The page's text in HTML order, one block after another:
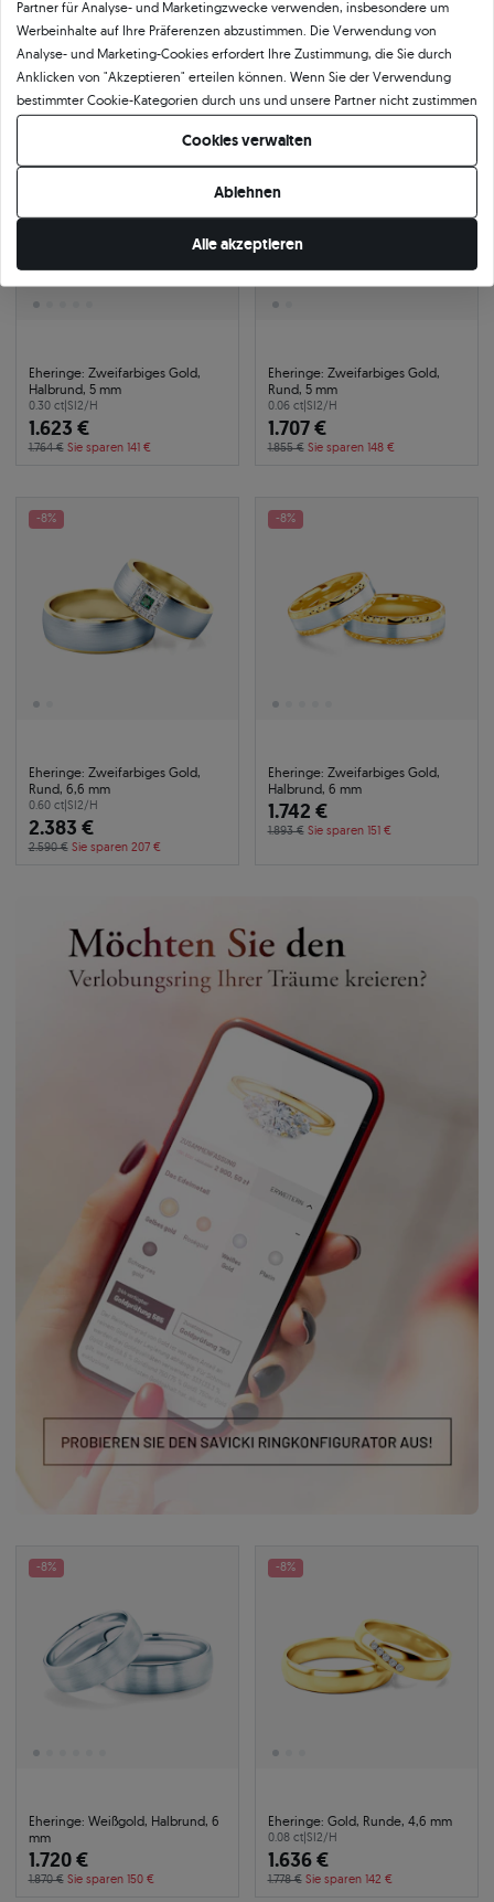
0.06 ct|SI2/H
2.189 €
2.379 € Sie sparen 190 €
585|gelbgold
1.672 €
1.798 € Sie sparen 126 €
-8%
Eheringe: Zweifarbiges Gold,
Halbrund, 5 mm
0.30 ct|SI2/H
1.623 €
1.764 € Sie sparen 141 €
-8%
Eheringe: Zweifarbiges Gold,
Rund, 5 mm
0.06 ct|SI2/H
1.707 €
1.855 € Sie sparen 148 €
-8%
Eheringe: Zweifarbiges Gold,
Rund, 6,6 mm
0.60 ct|SI2/H
2.383 €
2.590 € Sie sparen 207 €
-8%
Eheringe: Zweifarbiges Gold,
Halbrund, 6 mm
1.742 €
1.893 € Sie sparen 151 €
-8%
Eheringe: Weißgold, Halbrund, 6
mm
1.720 €
1.870 € Sie sparen 150 €
-8%
Eheringe: Gold, Runde, 4,6 mm
0.08 ct|SI2/H
1.636 €
1.778 € Sie sparen 142 €
Partner für Analyse- und Marketingzwecke verwenden, insbesondere um
Werbeinhalte auf Ihre Präferenzen abzustimmen. Die Verwendung von
Analyse- und Marketing-Cookies erfordert Ihre Zustimmung, die Sie durch
Anklicken von "Akzeptieren" erteilen können. Wenn Sie der Verwendung
bestimmter Cookie-Kategorien durch uns und unsere Partner nicht zustimmen
möchten, klicken Sie auf "Lassen Sie mich wählen" und bestimmen Sie Ihre
Präferenzen. Sie können Ihre Zustimmung jederzeit widerrufen, indem Sie
Ihre Cookie-Einstellungen ändern.
Cookies verwalten
Ablehnen
Alle akzeptieren